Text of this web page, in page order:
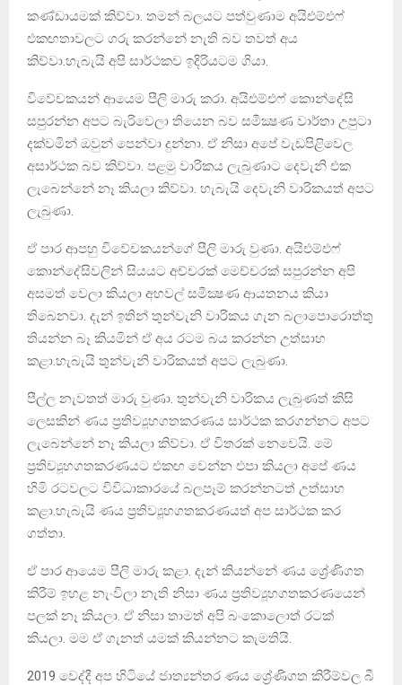
කණ්ඩායමක් කිව්වා. තමන් බලයට පත්වුණාම අයිඑම්එෆ්
එකඟතාවලට ගරු කරන්නේ නැති බව තවත් අය
කිව්වා.හැබැයි අපි සාර්ථකව ඉදිරියටම ගියා.
විවේචකයන් ආයෙම පීලි මාරු කරා. අයිඑම්එෆ් කොන්දේසි
සපුරන්න අපට බැරිවෙලා තියෙන බව සමීක්‍ෂණ වාර්තා උපුටා
දක්වමින් ඔවුන් පෙන්වා දුන්නා. ඒ නිසා අපේ වැඩපිළිවෙල
අසාර්ථක බව කිව්වා. පළමු වාරිකය ලැබුණාට දෙවැනි එක
ලැබෙන්නේ නෑ කියලා කිව්වා. හැබැයි දෙවැනි වාරිකයත් අපට
ලැබුණා.
ඒ පාර ආපහු විවේචකයන්ගේ පීලි මාරු වුණා. අයිඑම්එෆ්
කොන්දේසිවලින් සියයට අච්චරක් මෙච්චරක් සපුරන්න අපි
අසමත් වෙලා කියලා අහවල් සමීක්‍ෂණ ආයතනය කියා
තිබෙනවා. දැන් ඉතින් තුන්වැනි වාරිකය ගැන බලාපොරොත්තු
තියන්න බෑ කියමින් ඒ අය රටම බය කරන්න උත්සාහ
කළා.හැබැයි තුන්වැනි වාරිකයත් අපට ලැබුණා.
පීල්ල නැවතත් මාරු වුණා. තුන්වැනි වාරිකය ලැබුණත් කිසි
ලෙසකින් ණය ප්‍රතිව්‍යූහගතකරණය සාර්ථක කරගන්නට අපට
ලැබෙන්නේ නෑ කියලා කිව්වා. ඒ විතරක් නෙවෙයි. මේ
ප්‍රතිව්‍යූහගතකරණයට එකඟ වෙන්න එපා කියලා අපේ ණය
හිමි රටවලට විවිධාකාරයේ බලපෑම් කරන්නටත් උත්සාහ
කළා.හැබැයි ණය ප්‍රතිව්‍යූහගතකරණයත් අප සාර්ථක කර
ගත්තා.
ඒ පාර ආයෙම පීලි මාරු කළා. දැන් කියන්නේ ණය ශ්‍රේණිගත
කිරීම් ඉහළ නැංවිලා නැති නිසා ණය ප්‍රතිව්‍යූහගතකරණයෙන්
පලක් නෑ කියලා. ඒ නිසා තාමත් අපි බංකොලොත් රටක්
කියලා. මම ඒ ගැනත් යමක් කියන්නට කැමතියි.
2019 වෙද්දී අප හිටියේ ජාත්‍යන්තර ණය ශ්‍රේණිගත කිරීම්වල බී